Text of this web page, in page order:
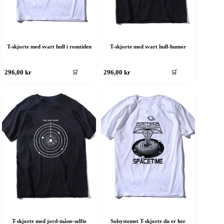
T-skjorte med svart hull i romtiden
296,00kr 🛒
T-skjorte med svart hull-humor
296,00kr 🛒
produktet
varianter.
Alternativene
kan
velges
på
produktsiden
T-skjorte med jord-måne-selfie Solsystemet T-skjorte du er her